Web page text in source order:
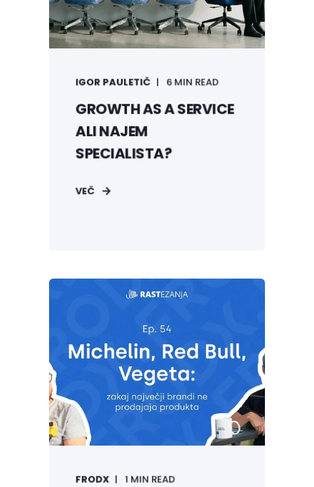
komunikacijo
povezovanje first-party podatkov,
kanalov in avtomatizacije
vrednosti strank
operativno izvajanje kot zunanja growth
ekipa
IGOR PAULETIČ 6 MIN READ
GROWTH AS A SERVICE
ALI NAJEM
SPECIALISTA?
VEČ
FRODX 1 MIN READ